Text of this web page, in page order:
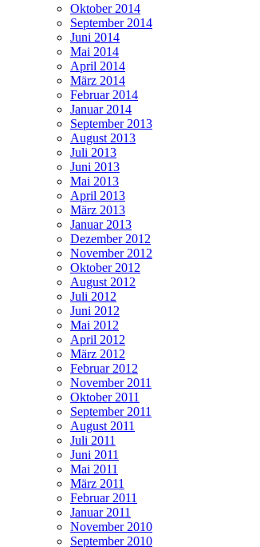
Oktober 2014
September 2014
Juni 2014
Mai 2014
April 2014
März 2014
Februar 2014
Januar 2014
September 2013
August 2013
Juli 2013
Juni 2013
Mai 2013
April 2013
März 2013
Januar 2013
Dezember 2012
November 2012
Oktober 2012
August 2012
Juli 2012
Juni 2012
Mai 2012
April 2012
März 2012
Februar 2012
November 2011
Oktober 2011
September 2011
August 2011
Juli 2011
Juni 2011
Mai 2011
März 2011
Februar 2011
Januar 2011
November 2010
September 2010